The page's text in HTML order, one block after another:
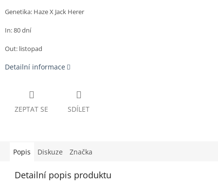
Genetika: Haze X Jack Herer
In: 80 dní
Out: listopad
Detailní informace
ZEPTAT SE SDÍLET
Popis Diskuze Značka
Detailní popis produktu